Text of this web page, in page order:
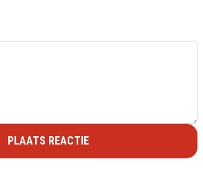
PLAATS REACTIE